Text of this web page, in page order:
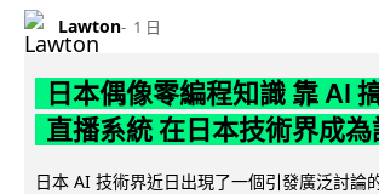
Lawton 1 日
日本偶像零編程知識 靠 AI
直播系統 在日本技術界成為
日本 AI 技術界近日出現了一個引發廣泛討論